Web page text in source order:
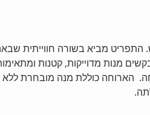
מביא בשורה חווייתית
מנות מדוייקות, קטנות
הארוחה כוללת מנה מובחרת